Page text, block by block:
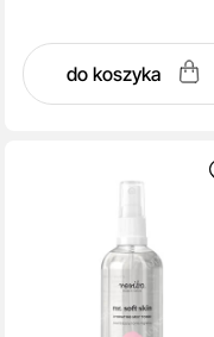
do koszyka